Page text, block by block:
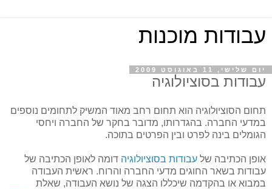
עבודות מוכנות
יום שלישי, 11 באוגוסט 2009
עבודות בסוציולוגיה
תחום הסוציולוגיה הוא תחום רחב מאוד המשיק לתחומים נוספים
במדעי החברה. בהגדרותו, מדובר בחקר של החברה ויחסי
הגומלים בינה לפרט ובין הפרטים בתוכה.
אופן הכתיבה של עבודות בסוציולוגיה דומה לאופן הכתיבה של
עבודות בשאר החוגים מדעי החברה והרוח. ראשית העבודה
במבוא או בהקדמה שיכללו הצגה של נושא העבודה, שאלת